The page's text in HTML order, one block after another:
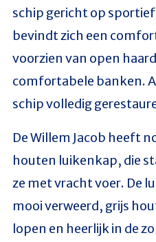
schip gericht op
bevindt zich een
voorzien van open
comfortabele banken.
schip volledig
De Willem Jacob heeft
houten luikenkap, die
ze met vracht voer. De
mooi verweerd, grijs
lopen en heerlijk in de